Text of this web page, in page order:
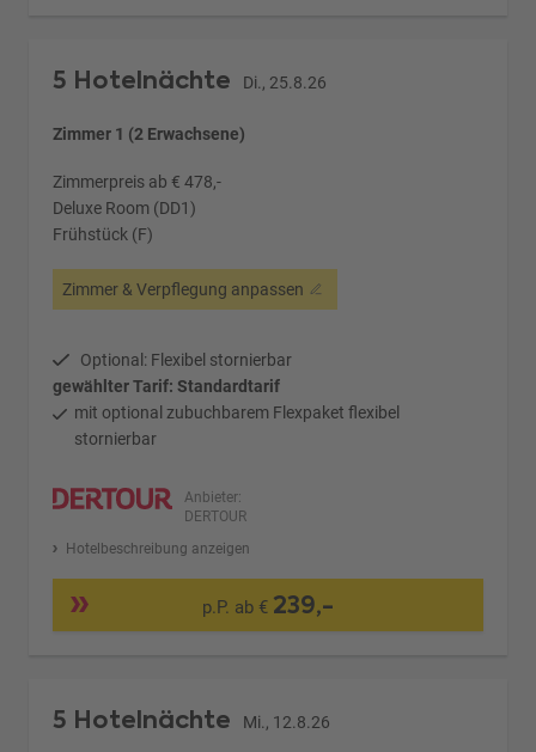
5 Hotelnächte Di., 25.8.26
Zimmer 1 (2 Erwachsene)
Zimmerpreis ab € 478,-
Deluxe Room (DD1)
Frühstück (F)
Zimmer & Verpflegung anpassen
Optional: Flexibel stornierbar
gewählter Tarif: Standardtarif
mit optional zubuchbarem Flexpaket flexibel
stornierbar
Anbieter:
DERTOUR
Hotelbeschreibung anzeigen
p.P. ab € 239,-
5 Hotelnächte Mi., 12.8.26